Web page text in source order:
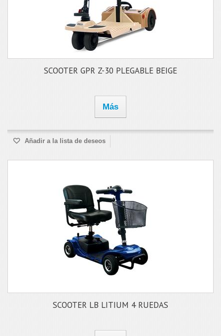
SCOOTER GPR Z-30 PLEGABLE BEIGE
Más
Añadir a la lista de deseos
SCOOTER LB LITIUM 4 RUEDAS